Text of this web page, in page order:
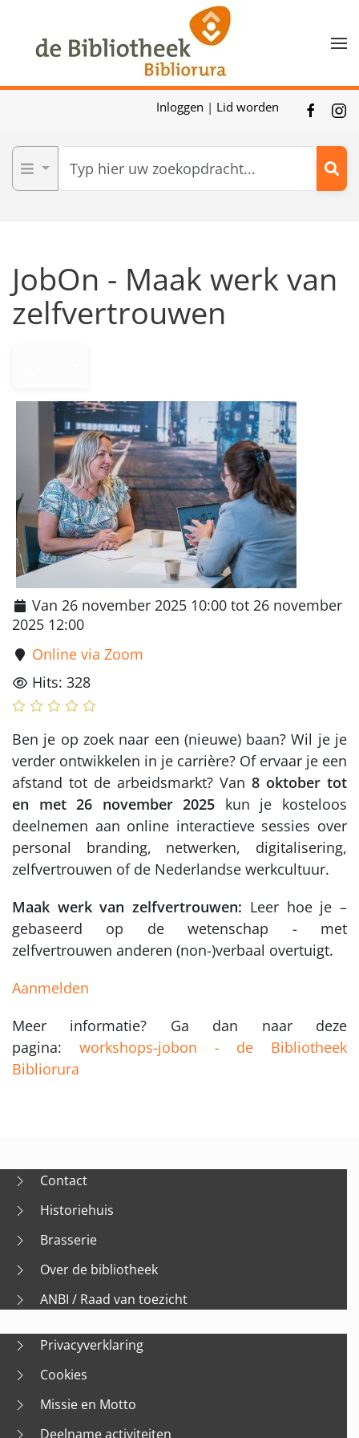
Skip to main content
Inloggen | Lid worden
JobOn - Maak werk van
zelfvertrouwen
Van 26 november 2025 10:00 tot 26 november
2025 12:00
Online via Zoom
Hits: 328
Ben je op zoek naar een (nieuwe) baan? Wil je je
verder ontwikkelen in je carrière? Of ervaar je een
afstand tot de arbeidsmarkt? Van 8 oktober tot
en met 26 november 2025 kun je kosteloos
deelnemen aan online interactieve sessies over
personal branding, netwerken, digitalisering,
zelfvertrouwen of de Nederlandse werkcultuur.
Maak werk van zelfvertrouwen: Leer hoe je –
gebaseerd op de wetenschap - met
zelfvertrouwen anderen (non-)verbaal overtuigt.
Aanmelden
Meer informatie? Ga dan naar deze
pagina: workshops-jobon - de Bibliotheek
Bibliorura
Contact
Historiehuis
Brasserie
Over de bibliotheek
ANBI / Raad van toezicht
Privacyverklaring
Cookies
Missie en Motto
Deelname activiteiten